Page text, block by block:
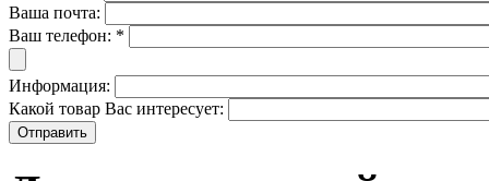
Ваша почта:
Ваш телефон: *
Информация:
Какой товар Вас интересует: